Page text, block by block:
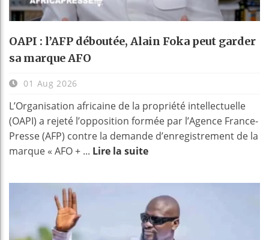
OAPI : l’AFP déboutée, Alain Foka peut garder
sa marque AFO
01 Aug 2026
L’Organisation africaine de la propriété intellectuelle
(OAPI) a rejeté l’opposition formée par l’Agence France-
Presse (AFP) contre la demande d’enregistrement de la
marque « AFO + ... Lire la suite